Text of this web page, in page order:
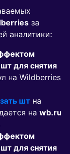
за
аналитики:
для снятия
на Wildberries
шт на
на wb.ru
для снятия